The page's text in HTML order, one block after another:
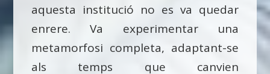
aquesta institució no es va quedar
enrere. Va experimentar una
metamorfosi completa, adaptant-se
als temps que canvien